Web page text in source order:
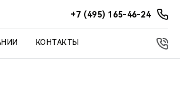
+7 (495) 165-46-24
КОНТАКТЫ